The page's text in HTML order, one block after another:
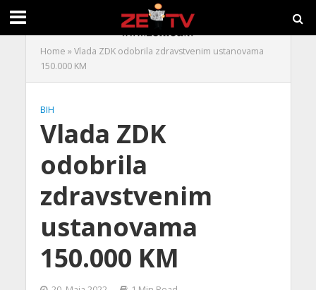
Home »Vlada ZDK odobrila zdravstvenim ustanovama
150.000 KM
BIH
Vlada ZDK
odobrila
zdravstvenim
ustanovama
150.000 KM